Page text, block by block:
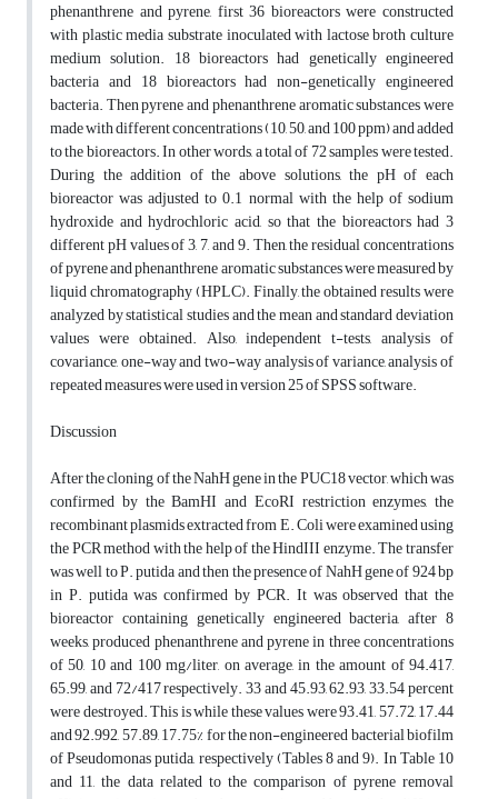
phenanthrene and pyrene, first 36 bioreactors were constructed
with plastic media substrate inoculated with lactose broth culture
medium solution. 18 bioreactors had genetically engineered
bacteria and 18 bioreactors had non-genetically engineered
bacteria. Then pyrene and phenanthrene aromatic substances were
made with different concentrations (10, 50, and 100 ppm) and added
to the bioreactors. In other words, a total of 72 samples were tested.
During the addition of the above solutions, the pH of each
bioreactor was adjusted to 0.1 normal with the help of sodium
hydroxide and hydrochloric acid, so that the bioreactors had 3
different pH values of 3, 7, and 9. Then, the residual concentrations
of pyrene and phenanthrene aromatic substances were measured by
liquid chromatography (HPLC). Finally, the obtained results were
analyzed by statistical studies and the mean and standard deviation
values were obtained. Also, independent t-tests, analysis of
covariance, one-way and two-way analysis of variance, analysis of
repeated measures were used in version 25 of SPSS software.
Discussion
After the cloning of the NahH gene in the PUC18 vector, which was
confirmed by the BamHI and EcoRI restriction enzymes, the
recombinant plasmids extracted from E. Coli were examined using
the PCR method with the help of the HindIII enzyme. The transfer
was well to P. putida and then the presence of NahH gene of 924 bp
in P. putida was confirmed by PCR. It was observed that the
bioreactor containing genetically engineered bacteria, after 8
weeks, produced phenanthrene and pyrene in three concentrations
of 50, 10 and 100 mg/liter, on average, in the amount of 94.417,
65.99, and 72/417 respectively. 33 and 45.93, 62.93, 33.54 percent
were destroyed. This is while these values were 93.41, 57.72, 17.44
and 92.992, 57.89, 17.75% for the non-engineered bacterial biofilm
of Pseudomonas putida, respectively (Tables 8 and 9). In Table 10
and 11, the data related to the comparison of pyrene removal